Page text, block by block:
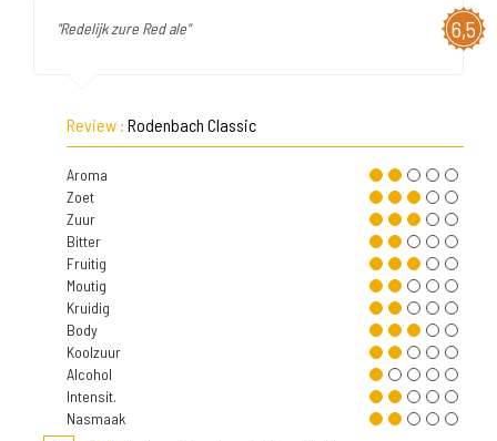
6,5
"Redelijk zure Red ale"
Review : Rodenbach Classic
Aroma
Zoet
Zuur
Bitter
Fruitig
Moutig
Kruidig
Body
Koolzuur
Alcohol
Intensit.
Nasmaak